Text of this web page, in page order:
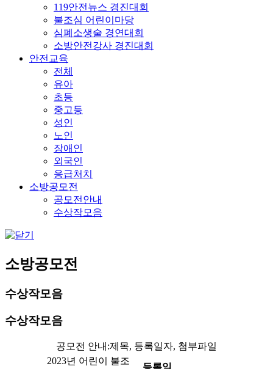
119안전뉴스 경진대회
불조심 어린이마당
심폐소생술 경연대회
소방안전강사 경진대회
안전교육
전체
유아
초등
중고등
성인
노인
장애인
외국인
응급처치
소방공모전
공모전안내
수상작모음
소방공모전
수상작모음
수상작모음
공모전 안내:제목, 등록일자, 첨부파일
2023년 어린이 불조